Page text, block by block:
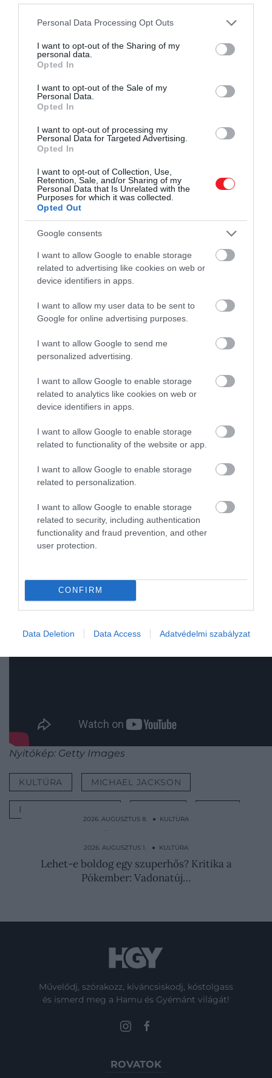
Please note that this website/app uses one or more Google
not limited to your visit or usage behaviour. You may click to
grant or deny consent to Google and its third-party tags to
use your data for below specified purposes in below Google
consent section.
Personal Data Processing Opt Outs
I want to opt-out of the Sharing of my
personal data.
Opted In
I want to opt-out of the Sale of my
Personal Data.
Opted In
I want to opt-out of processing my
Personal Data for Targeted Advertising.
Opted In
I want to opt-out of Collection, Use,
Retention, Sale, and/or Sharing of my
Personal Data that Is Unrelated with the
Purposes for which it was collected.
Opted Out
Google consents
I want to allow Google to enable storage
related to advertising like cookies on web or
device identifiers in apps.
I want to allow my user data to be sent to
Google for online advertising purposes.
I want to allow Google to send me
personalized advertising.
I want to allow Google to enable storage
related to analytics like cookies on web or
device identifiers in apps.
I want to allow Google to enable storage
related to functionality of the website or app.
I want to allow Google to enable storage
related to personalization.
I want to allow Google to enable storage
related to security, including authentication
functionality and fraud prevention, and other
user protection.
CONFIRM
Data Deletion Data Access Adatvédelmi szabályzat
A történet szerint a banda énekese kétségbeesetten
megkérdezték, hogy miért, Mercury a következőt
felelte:
Mert egy lámával veszem fel a
behozza a lámáját a stúdióba,
és én nem igazán vagyok
hozzászokva. Elegem van,
akarom ezt csinálni.
Jackson köztudottan állatbarát volt, egyik leghíresebb
háziállata Bubbles volt, a csimpánz, akit többször is
magával vitt sajtótájékoztatókra és megbeszélésekre.
Olvasd el ezt is! Eddie Van Halen egy rekesz sörért
szólózott Michael Jackson slágerén
Így a három dal, amelyet Jackson Mercuryval vett fel,
soha nem jelent meg a tervezett formában, de a State
Of Shock-ot Jackson 1984-ben újra felvette a Rolling
Stonesszal, és kislemezként kiadta. Ám 2014-ben a
Queen végül kiadta a There Must Be More To Life
This Mercury- és Jackson-változatát, amely a zenekar
Queen Forever című albumán található.
Nyitókép: Getty Images
KULTÚRA MICHAEL JACKSON
FREDDIE MERCURY
2026. AUGUSZTUS 8. ● KULTÚRA
11 éves korára két kisfiúval végzett:
született gonosznak…
2026. AUGUSZTUS 1. ● KULTÚRA
Lehet-e boldog egy szuperhős? Kritika a
Pókember: Vadonatúj…
Művelődj, szórakozz, kíváncsiskodj, kóstolgass
és ismerd meg a Hamu és Gyémánt világát!
ROVATOK